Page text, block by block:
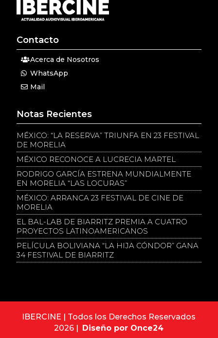
Contacto
Acerca de Nosotros
WhatsApp
Mail
Notas Recientes
MÉXICO: “LA RESERVA” TRIUNFA EN 23 FESTIVAL
DE MORELIA
MÉXICO RECONOCE A LUCRECIA MARTEL
RODRIGO GARCÍA ESTRENA MUNDIALMENTE
EN MORELIA “LAS LOCURAS”
MÉXICO: ARRANCA 23 FESTIVAL DE CINE DE
MORELIA
EL BAL-LAB DE BIARRITZ PREMIA A CUATRO
PROYECTOS LATINOAMERICANOS
PELÍCULA BOLIVIANA “LA HIJA CÓNDOR” GANA
34 FESTIVAL DE BIARRITZ
IBERCINE | Todos los Derechos Reservados
2026 | Diseño por Once24